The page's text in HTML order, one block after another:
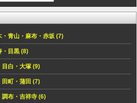
・青山・麻布・赤坂 (7)
・目黒 (8)
目白・大塚 (9)
田町・蒲田 (7)
調布・吉祥寺 (6)